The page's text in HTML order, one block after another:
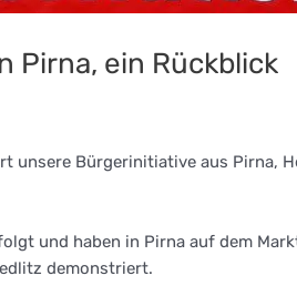
Pirna, ein Rückblick
Bürgerinitiative aus Pirna,
und haben in Pirna auf dem
demonstriert.